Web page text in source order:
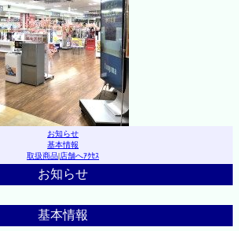
お知らせ
基本情報
取扱商品|店舗へｱｸｾｽ
お知らせ
基本情報